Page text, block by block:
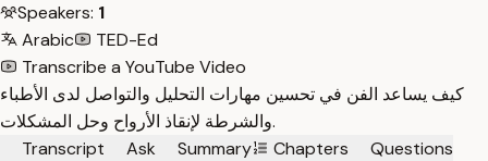
Speakers: 1
Arabic
TED-Ed
Transcribe a YouTube Video
كيف يساعد الفن في تحسين مهارات التحليل والتواصل لدى الأطباء
والشرطة لإنقاذ الأرواح وحل المشكلات.
Transcript
Ask Summary Chapters
Questions